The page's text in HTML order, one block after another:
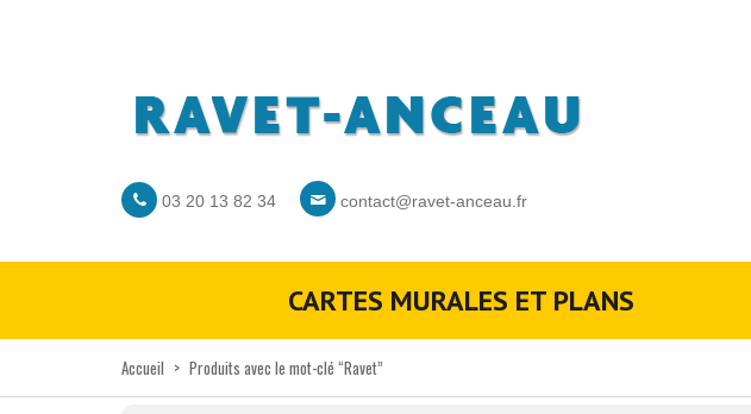
03 20 13 82 34 contact@ravet-anceau.fr
CARTES MURALES ET PLANS
Accueil > Produits avec le mot-clé “Ravet”